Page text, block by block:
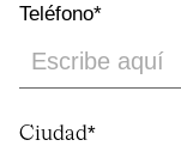
Teléfono*
Address
Ciudad*